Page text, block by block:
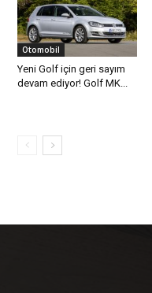
Otomobil
Yeni Golf için geri sayım
devam ediyor! Golf MK...